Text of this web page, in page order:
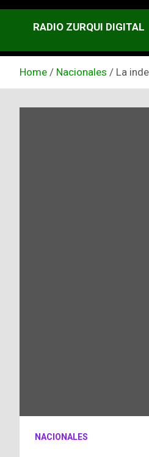
RADIO ZURQUI DIGITAL
Home Nacionales La
NACIONALES